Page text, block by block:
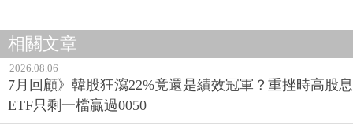
2026.08.06
7月回顧》韓股狂瀉22%竟還是績效冠軍？重挫時高股息
ETF只剩一檔贏過0050
2026.08.05
ETF人氣榜》漲時買0050、重挫時更要撿！0050單月人